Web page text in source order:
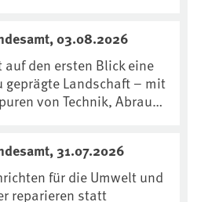
audio-100.html
03.08.2026
den ersten Blick eine
geprägte Landschaft – mit
von Technik, Abraum
Vergangenheit.
beobachten, wie sich aus
lebendige Böden
31.07.2026
für die Umwelt und
reparieren statt